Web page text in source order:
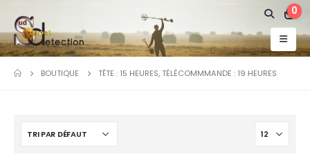
0
BOUTIQUE TÊTE : 15 HEURES, TÉLÉCOMMMANDE : 19 HEURES